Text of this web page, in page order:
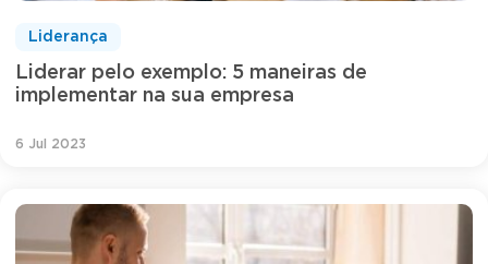
Liderar pelo exemplo: 5 maneiras de
implementar na sua empresa
Liderança
6 Jul 2023